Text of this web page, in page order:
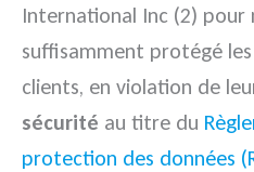
International Inc (2) pour
suffisamment protégé
clients, en violation de
sécurité au titre du
protection des données